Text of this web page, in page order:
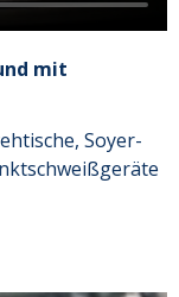
mit
Soyer-